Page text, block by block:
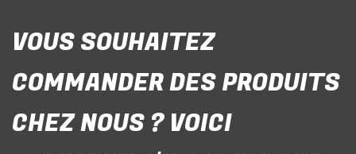
VOUS SOUHAITEZ
COMMANDER DES PRODUITS
CHEZ NOUS ? VOICI